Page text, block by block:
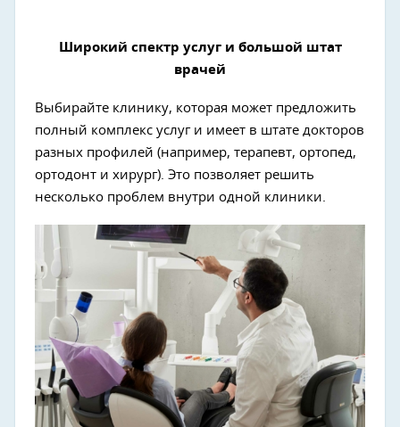
Широкий спектр услуг и большой штат
врачей
Выбирайте клинику, которая может предложить
полный комплекс услуг и имеет в штате докторов
разных профилей (например, терапевт, ортопед,
ортодонт и хирург). Это позволяет решить
несколько проблем внутри одной клиники.